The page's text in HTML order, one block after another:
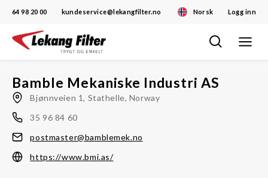
Norsk Logg inn
64 98 20 00 kundeservice@lekangfilter.no
Skip
content
Toggle
Bamble Mekaniske Industri AS
Bjønnveien 1, Stathelle, Norway
35 96 84 60
postmaster@bamblemek.no
https://www.bmi.as/